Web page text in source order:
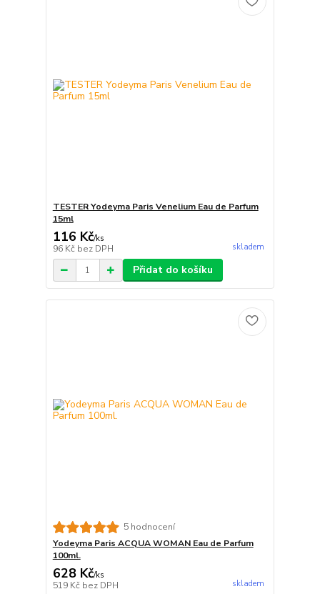
TESTER Yodeyma Paris Venelium Eau de Parfum
15ml
116 Kč/ks
96 Kč bez DPH skladem
Přidat do košíku
5 hodnocení
Yodeyma Paris ACQUA WOMAN Eau de Parfum
100ml.
628 Kč/ks
519 Kč bez DPH skladem